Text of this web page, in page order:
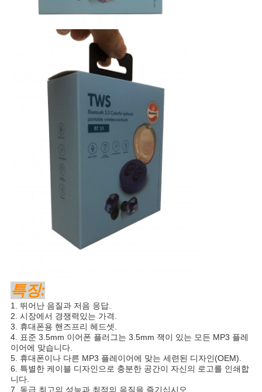
특징:
1. 뛰어난 음질과 저음 응답.
2. 시장에서 경쟁력있는 가격.
3. 휴대폰용 핸즈프리 헤드셋.
4. 표준 3.5mm 이어폰 플러그는 3.5mm 잭이 있는 모든 MP3 플레
이어에 맞습니다.
5. 휴대폰이나 다른 MP3 플레이어에 맞는 세련된 디자인(OEM).
6. 특별한 케이블 디자인으로 충분한 공간이 자신의 로고를 인쇄합
니다.
7. 동급 최고의 성능과 최적의 음질을 즐기십시오.